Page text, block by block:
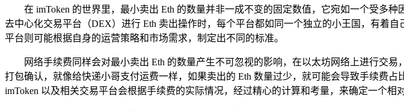
在 imToken 的世界里，最小卖出 Eth 的数量并非一成不变的固定数值，它宛如一个受多
去中心化交易平台（DEX）进行 Eth 卖出操作时，每个平台都如同一个独立的小王国，有着
平台则可能根据自身的运营策略和市场需求，制定出不同的标准。
网络手续费同样会对最小卖出 Eth 的数量产生不可忽视的影响，在以太坊网络上进行交
打包确认，就像给快递小哥支付运费一样，如果卖出的 Eth 数量过少，就可能会导致手续费
imToken 以及相关交易平台会根据手续费的实际情况，经过精心的计算和考量，来确定一个相